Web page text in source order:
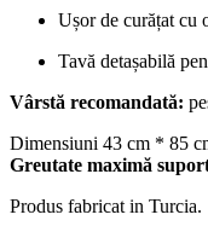
Ușor de curățat cu
Tavă detașabilă
Vârstă recomandată:
Dimensiuni 43 cm * 85
Greutate maximă
Produs fabricat in Turcia.